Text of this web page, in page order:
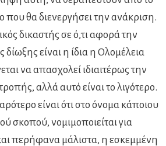
που θα διενεργήσει την ανάκριση.
δικαστής σε ό,τι αφορά την
είναι η ίδια η Ολομέλεια
να απασχολεί ιδιαιτέρως την
αλλά αυτό είναι το λιγότερο.
είναι ότι στο όνομα κάποιου
σκοπού, νομιμοποιείται για
περήφανα μάλιστα, η εσκεμμένη